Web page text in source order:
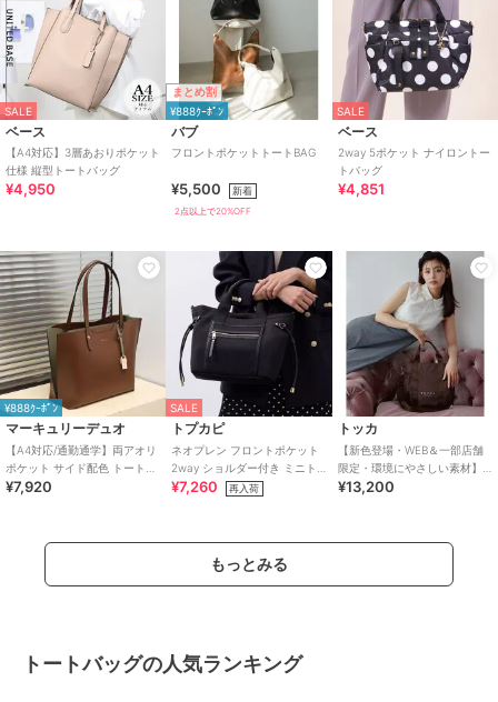
SALE
ベース
【A4対応】3層あおりポケット
仕様 縦型トートバッグ
¥4,950
まとめ割
¥888ｸｰﾎﾟﾝ
バブ
フロントポケットトートBAG
¥5,500 新着
2点以上で20%OFF
SALE
ベース
2way 5ポケット ナイロントー
トバッグ
¥4,851
¥888ｸｰﾎﾟﾝ
マーキュリーデュオ
【A4対応/通勤通学】両アオリ
ポケット サイド配色 トートバ
ッグ( キーチャーム付) 大容量
¥7,920
SALE
トプカピ
ネオプレン フロントポケット
2way ショルダー付き ミニト
ートバッグ
¥7,260 再入荷
トッカ
【新色登場・WEB＆一部店舗
限定・環境にやさしい素材】
SANA SIDEPOCKET TOTE ト
¥13,200
もっとみる
トートバッグの人気ランキング